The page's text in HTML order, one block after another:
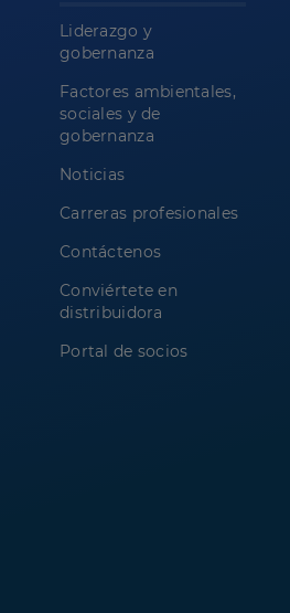
Liderazgo y
gobernanza
Factores ambientales,
sociales y de
gobernanza
Noticias
Carreras profesionales
Contáctenos
Conviértete en
distribuidora
Portal de socios